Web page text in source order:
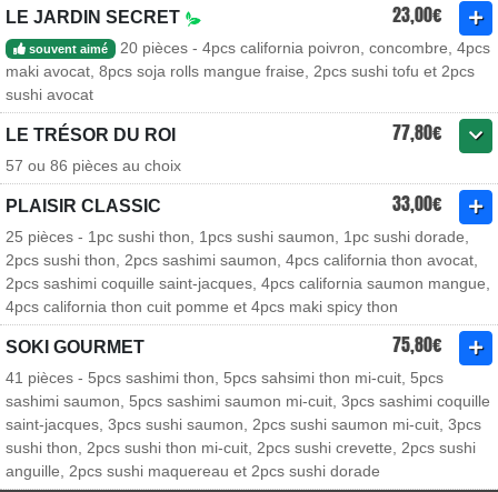
LE JARDIN SECRET 23,00€
souvent aimé
20 pièces - 4pcs california poivron, concombre, 4pcs
maki avocat, 8pcs soja rolls mangue fraise, 2pcs sushi tofu et 2pcs
sushi avocat
LE TRÉSOR DU ROI 77,80€
57 ou 86 pièces au choix
PLAISIR CLASSIC 33,00€
25 pièces - 1pc sushi thon, 1pcs sushi saumon, 1pc sushi dorade,
2pcs sushi thon, 2pcs sashimi saumon, 4pcs california thon avocat,
2pcs sashimi coquille saint-jacques, 4pcs california saumon mangue,
4pcs california thon cuit pomme et 4pcs maki spicy thon
SOKI GOURMET 75,80€
41 pièces - 5pcs sashimi thon, 5pcs sahsimi thon mi-cuit, 5pcs
sashimi saumon, 5pcs sashimi saumon mi-cuit, 3pcs sashimi coquille
saint-jacques, 3pcs sushi saumon, 2pcs sushi saumon mi-cuit, 3pcs
sushi thon, 2pcs sushi thon mi-cuit, 2pcs sushi crevette, 2pcs sushi
anguille, 2pcs sushi maquereau et 2pcs sushi dorade